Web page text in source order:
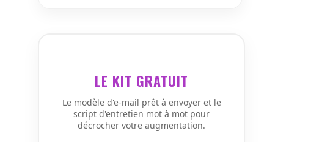
LE KIT GRATUIT
Le modèle d'e-mail prêt à envoyer et le
script d'entretien mot à mot pour
décrocher votre augmentation.